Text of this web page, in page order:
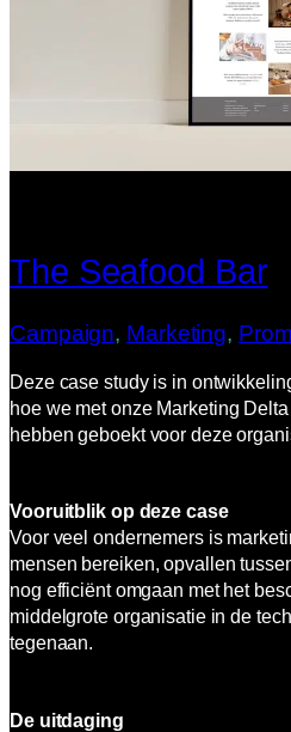
The Seafood Bar
Campaign, Marketing,
Deze case study is in
hoe we met onze Marketing
hebben geboekt voor deze
Vooruitblik op deze case
Voor veel ondernemers is
mensen bereiken, opvallen
nog efficiënt omgaan met het
middelgrote organisatie in de
tegenaan.
De uitdaging